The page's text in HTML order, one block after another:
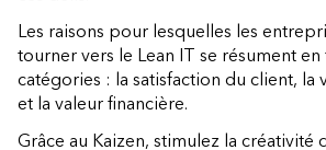
Les raisons pour lesquelles les
tourner vers le Lean IT se résument
catégories : la satisfaction du client, la
et la valeur financière.
Grâce au Kaizen, stimulez la